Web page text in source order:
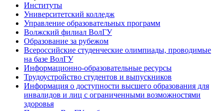
Институты
Университетский колледж
Управление образовательных программ
Волжский филиал ВолГУ
Образование за рубежом
Всероссийские студенческие олимпиады, проводимые
на базе ВолГУ
Информационно-образовательные ресурсы
Трудоустройство студентов и выпускников
Информация о доступности высшего образования для
инвалидов и лиц с ограниченными возможностями
здоровья